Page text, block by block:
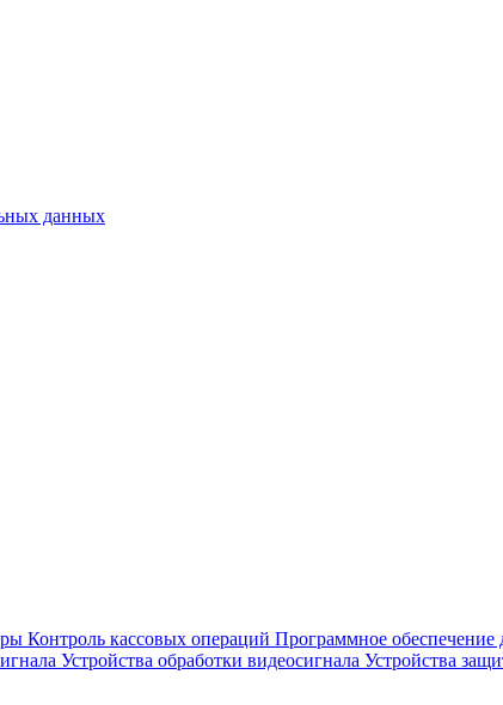
данных
Контроль кассовых операций Программное обеспечение
Устройства обработки видеосигнала Устройства